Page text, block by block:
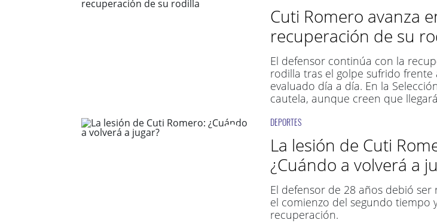
Cuti Romero avanza
recuperación de su
El defensor continúa con la
rodilla tras el golpe sufrido frente
evaluado día a día. En la
cautela, aunque creen que
DEPORTES
La lesión de Cuti
¿Cuándo a volverá a
El defensor de 28 años debió ser
el comienzo del segundo tiempo
recuperación.